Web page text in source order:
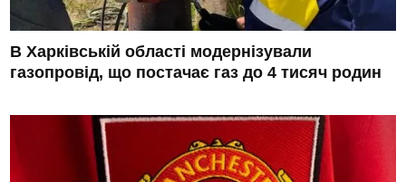
В Харківській області модернізували
газопровід, що постачає газ до 4 тисяч родин